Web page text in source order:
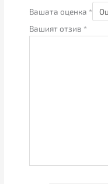
Вашата оценка *
Вашият отзив *